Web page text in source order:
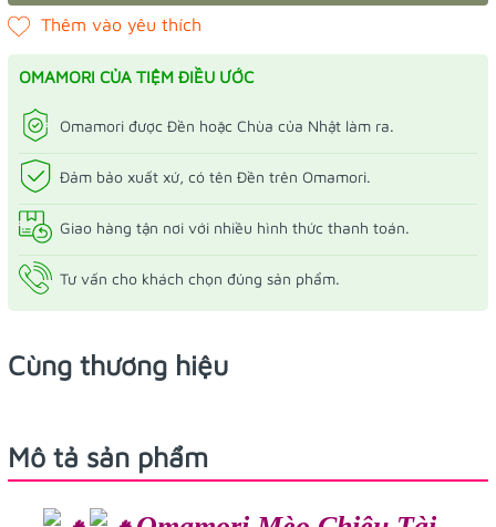
OMAMORI CỦA TIỆM ĐIỀU ƯỚC
Omamori được Đền hoặc Chùa của Nhật làm ra.
Đảm bảo xuất xứ, có tên Đền trên Omamori.
Giao hàng tận nơi với nhiều hình thức thanh toán.
Tư vấn cho khách chọn đúng sản phẩm.
Cùng thương hiệu
Mô tả sản phẩm